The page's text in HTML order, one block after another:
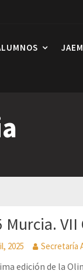
JAEM
Murcia. VII
2025 Secretaría
edición de la